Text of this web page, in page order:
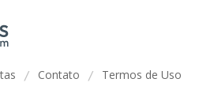
/ Contato / Termos de Uso